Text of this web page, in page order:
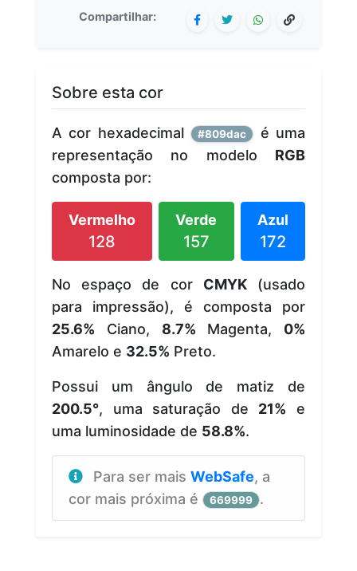
Compartilhar:
Sobre esta cor
A cor hexadecimal #809dac
é uma
representação no modelo RGB
composta por:
Vermelho
128
Verde
157
Azul
172
No espaço de cor CMYK(usado
para impressão), é composta por
25.6% Ciano, 8.7% Magenta, 0%
Amarelo e 32.5% Preto.
Possui um ângulo de matiz de
200.5°, uma saturação de 21% e
uma luminosidade de 58.8%.
Para ser mais WebSafe, a
cor mais próxima é
669999 .